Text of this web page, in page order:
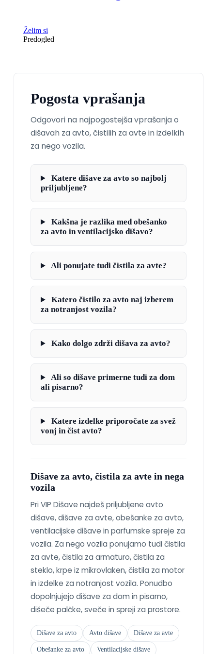
Želim si
Predogled
Pogosta vprašanja
Odgovori na najpogostejša vprašanja o
dišavah za avto, čistilih za avte in izdelkih
za nego vozila.
Katere dišave za avto so najbolj
priljubljene?
Kakšna je razlika med obešanko
za avto in ventilacijsko dišavo?
Ali ponujate tudi čistila za avte?
Katero čistilo za avto naj izberem
za notranjost vozila?
Kako dolgo zdrži dišava za avto?
Ali so dišave primerne tudi za dom
ali pisarno?
Katere izdelke priporočate za svež
vonj in čist avto?
Dišave za avto, čistila za avte in nega
vozila
Pri VIP Dišave najdeš priljubljene avto
dišave, dišave za avte, obešanke za avto,
ventilacijske dišave in parfumske spreje za
vozila. Za nego vozila ponujamo tudi čistila
za avte, čistila za armaturo, čistila za
steklo, krpe iz mikrovlaken, čistila za motor
in izdelke za notranjost vozila. Ponudbo
dopolnjujejo dišave za dom in pisarno,
dišeče palčke, sveče in spreji za prostore.
Dišave za avto Avto dišave Dišave za avte
Obešanke za avto Ventilacijske dišave